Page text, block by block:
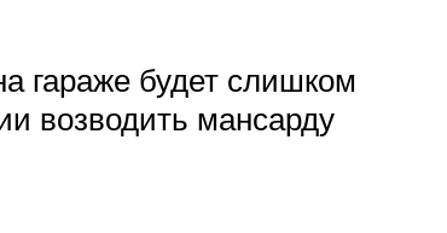
гараже будет слишком
возводить мансарду